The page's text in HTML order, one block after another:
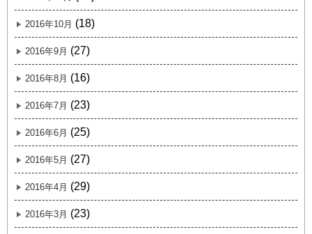
2016年10月 (18)
2016年9月 (27)
2016年8月 (16)
2016年7月 (23)
2016年6月 (25)
2016年5月 (27)
2016年4月 (29)
2016年3月 (23)